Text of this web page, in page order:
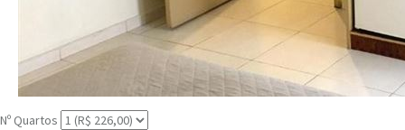
Nº Quartos